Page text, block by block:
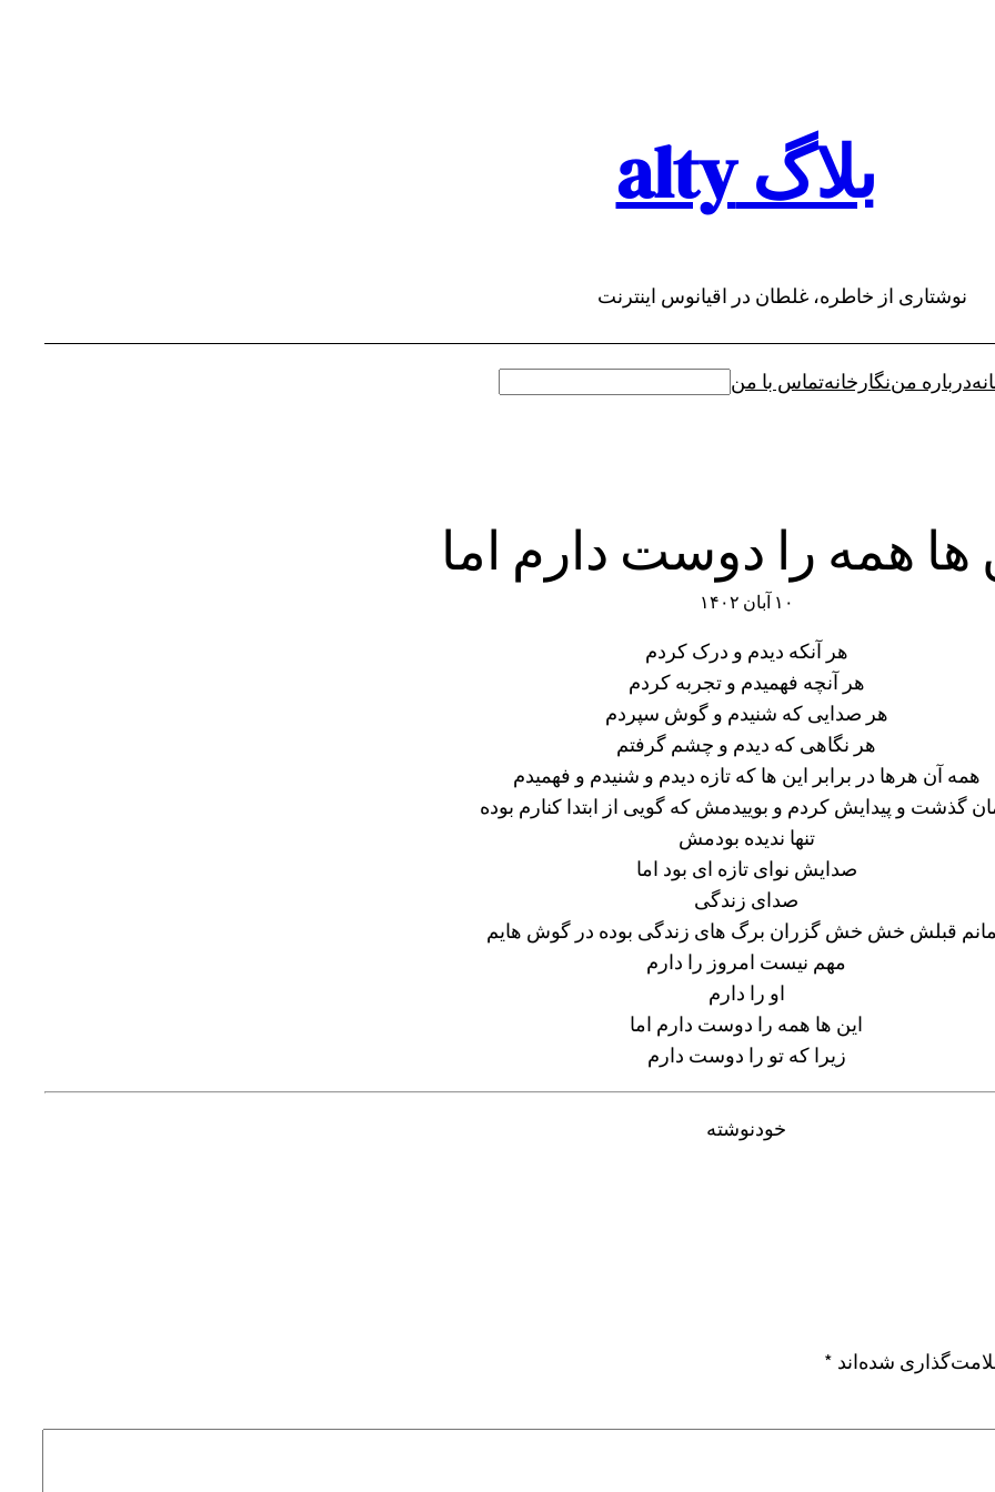
بلاگ alty
نوشتاری از خاطره، غلطان در اقیانوس اینترنت
درباره مننگارخانهتماس با من
ها همه را دوست دارم اما
۱۰ آبان ۱۴۰۲
هر آنکه دیدم و درک کردم
هر آنچه فهمیدم و تجربه کردم
هر صدایی که شنیدم و گوش سپردم
هر نگاهی که دیدم و چشم گرفتم
همه آن هرها در برابر این ها که تازه دیدم و شنیدم و فهمیدم
گذشت و پیدایش کردم و بوییدمش که گویی از ابتدا کنارم بوده
تنها ندیده بودمش
صدایش نوای تازه ای بود اما
صدای زندگی
قبلش خش خش گزران برگ های زندگی بوده در گوش هایم
مهم نیست امروز را دارم
او را دارم
این ها همه را دوست دارم اما
زیرا که تو را دوست دارم
خودنوشته
شده‌اند *